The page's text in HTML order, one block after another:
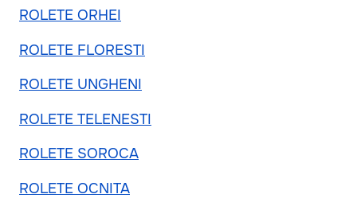
ROLETE ORHEI
ROLETE FLORESTI
ROLETE UNGHENI
ROLETE TELENESTI
ROLETE SOROCA
ROLETE OCNITA